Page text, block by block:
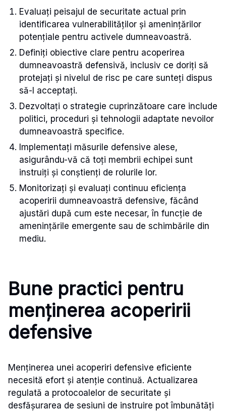
Evaluați peisajul de securitate actual prin
identificarea vulnerabilităților și amenințărilor
potențiale pentru activele dumneavoastră.
Definiți obiective clare pentru acoperirea
dumneavoastră defensivă, inclusiv ce doriți să
protejați și nivelul de risc pe care sunteți dispus
să-l acceptați.
Dezvoltați o strategie cuprinzătoare care include
politici, proceduri și tehnologii adaptate nevoilor
dumneavoastră specifice.
Implementați măsurile defensive alese,
asigurându-vă că toți membrii echipei sunt
instruiți și conștienți de rolurile lor.
Monitorizați și evaluați continuu eficiența
acoperirii dumneavoastră defensive, făcând
ajustări după cum este necesar, în funcție de
amenințările emergente sau de schimbările din
mediu.
Bune practici pentru
menținerea acoperirii
defensive
Menținerea unei acoperiri defensive eficiente
necesită efort și atenție continuă. Actualizarea
regulată a protocoalelor de securitate și
desfășurarea de sesiuni de instruire pot îmbunătăți